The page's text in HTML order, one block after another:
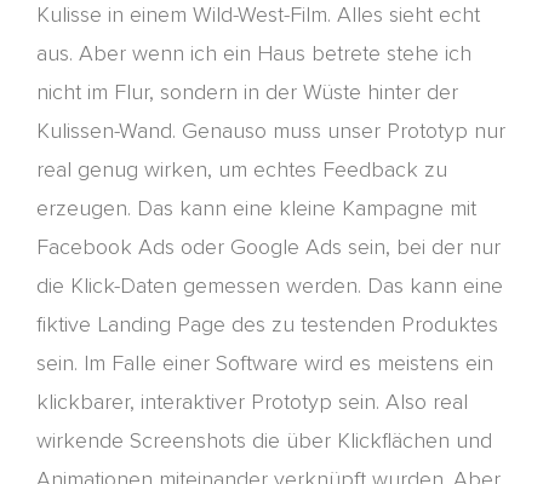
Kulisse in einem Wild-West-Film. Alles sieht echt
aus. Aber wenn ich ein Haus betrete stehe ich
nicht im Flur, sondern in der Wüste hinter der
Kulissen-Wand. Genauso muss unser Prototyp nur
real genug wirken, um echtes Feedback zu
erzeugen. Das kann eine kleine Kampagne mit
Facebook Ads oder Google Ads sein, bei der nur
die Klick-Daten gemessen werden. Das kann eine
fiktive Landing Page des zu testenden Produktes
sein. Im Falle einer Software wird es meistens ein
klickbarer, interaktiver Prototyp sein. Also real
wirkende Screenshots die über Klickflächen und